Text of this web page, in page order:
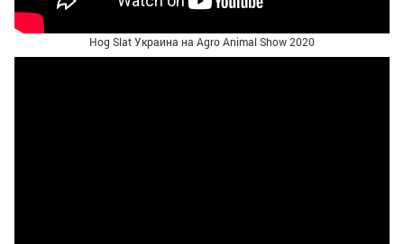
Hog Slat Украина на Agro Animal Show 2020